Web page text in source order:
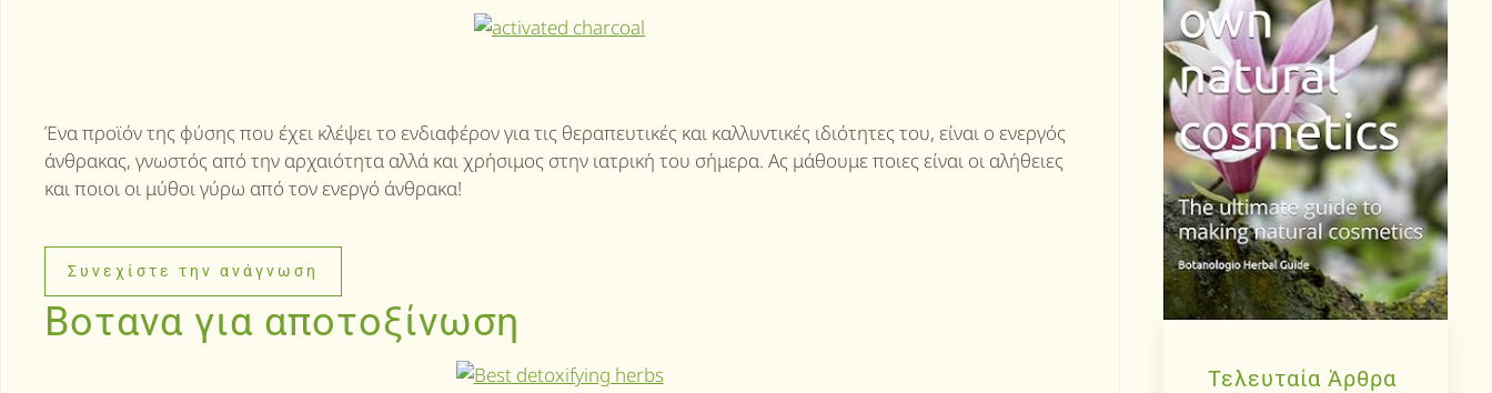
Ένα προϊόν της φύσης που έχει κλέψει το ενδιαφέρον για τις θεραπευτικές και καλλυντικές ιδιότητες του, είναι ο ενεργός
άνθρακας, γνωστός από την αρχαιότητα αλλά και χρήσιμος στην ιατρική του σήμερα. Ας μάθουμε ποιες είναι οι αλήθειες
και ποιοι οι μύθοι γύρω από τον ενεργό άνθρακα!
Συνεχίστε την ανάγνωση
Βοτανα για αποτοξίνωση
Τελευταία Άρθρα